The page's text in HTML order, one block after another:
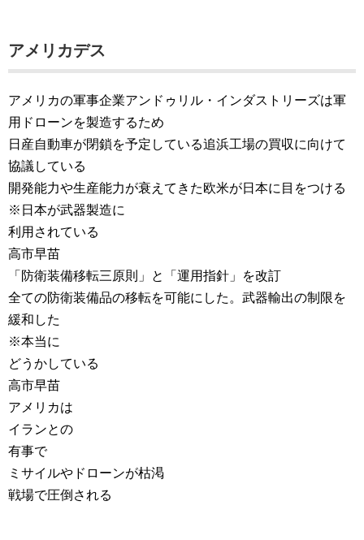
アメリカデス
アメリカの軍事企業アンドゥリル・インダストリーズは軍
用ドローンを製造するため
日産自動車が閉鎖を予定している追浜工場の買収に向けて
協議している
開発能力や生産能力が衰えてきた欧米が日本に目をつける
※日本が武器製造に
利用されている
​高市早苗
「防衛装備移転三原則」と「運用指針」を改訂
全ての防衛装備品の移転を可能にした。​武器輸出の制限を
緩和した
※本当に
どうかしている
高市早苗
アメリカは
イランとの
有事で
ミサイルやドローンが枯渇
戦場で圧倒される